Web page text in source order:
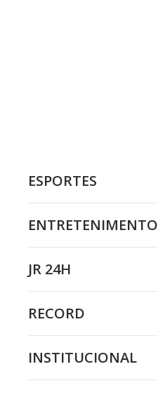
ESPORTES
ENTRETENIMENTO
JR 24H
RECORD
INSTITUCIONAL